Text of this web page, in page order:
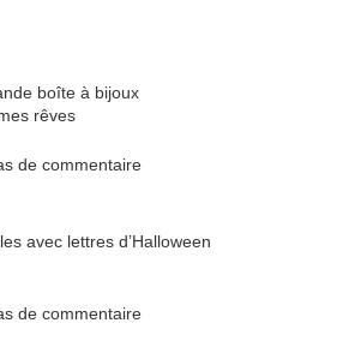
boîte à bijoux
rêves
de commentaire
avec lettres d’Halloween
de commentaire